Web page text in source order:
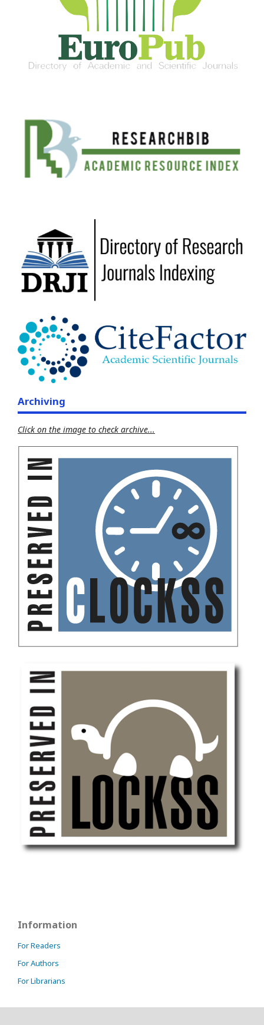
Archiving
Click on the image to check archive...
Information
For Readers
For Authors
For Librarians